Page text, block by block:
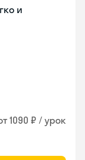
и
1090 ₽ / урок